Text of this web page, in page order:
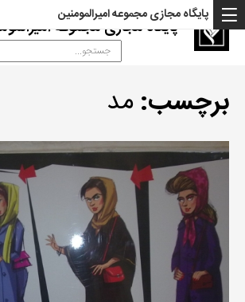
پایگاه مجازی مجموعه
پایگاه مجازی مجموعه امیرالمومنین
برچسب: مد